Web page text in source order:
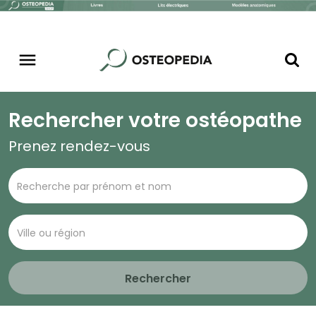
Rechercher votre ostéopathe
Prenez rendez-vous
Rechercher